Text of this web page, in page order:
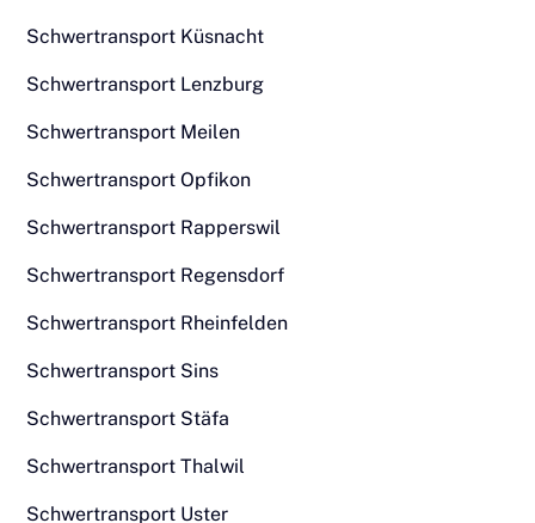
Schwertransport Küsnacht
Schwertransport Lenzburg
Schwertransport Meilen
Schwertransport Opfikon
Schwertransport Rapperswil
Schwertransport Regensdorf
Schwertransport Rheinfelden
Schwertransport Sins
Schwertransport Stäfa
Schwertransport Thalwil
Schwertransport Uster